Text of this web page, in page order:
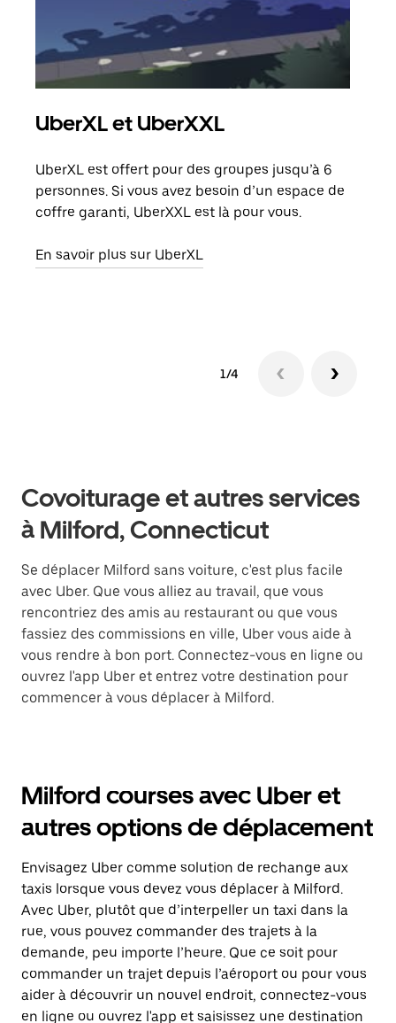
UberXL et UberXXL
UberXL est offert pour des groupes jusqu’à 6
personnes. Si vous avez besoin d’un espace de
coffre garanti, UberXXL est là pour vous.
En savoir plus sur UberXL
1/4
Covoiturage et autres services
à Milford, Connecticut
Se déplacer Milford sans voiture, c'est plus facile
avec Uber. Que vous alliez au travail, que vous
rencontriez des amis au restaurant ou que vous
fassiez des commissions en ville, Uber vous aide à
vous rendre à bon port. Connectez-vous en ligne ou
ouvrez l'app Uber et entrez votre destination pour
commencer à vous déplacer à Milford.
Milford courses avec Uber et
autres options de déplacement
Envisagez Uber comme solution de rechange aux
taxis lorsque vous devez vous déplacer à Milford.
Avec Uber, plutôt que d’interpeller un taxi dans la
rue, vous pouvez commander des trajets à la
demande, peu importe l’heure. Que ce soit pour
commander un trajet depuis l’aéroport ou pour vous
aider à découvrir un nouvel endroit, connectez-vous
en ligne ou ouvrez l'app et saisissez une destination